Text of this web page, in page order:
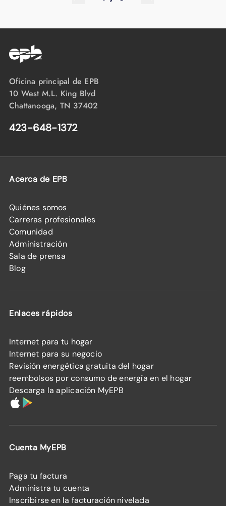
Oficina principal de EPB
10 West M.L. King Blvd
Chattanooga, TN 37402
423-648-1372
Acerca de EPB
Quiénes somos
Carreras profesionales
Comunidad
Administración
Sala de prensa
Blog
Enlaces rápidos
Internet para tu hogar
Internet para su negocio
Revisión energética gratuita del hogar
reembolsos por consumo de energía en el hogar
Descarga la aplicación MyEPB
Cuenta MyEPB
Paga tu factura
Administra tu cuenta
Inscribirse en la facturación nivelada